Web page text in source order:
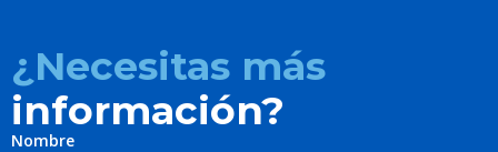
¿Necesitas más
información?
Nombre